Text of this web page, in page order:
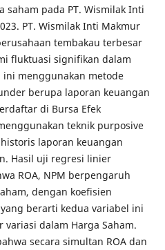
pada PT. Wismilak Inti
PT. Wismilak Inti Makmur
tembakau terbesar
fluktuasi signifikan dalam
ini menggunakan metode
berupa laporan keuangan
di Bursa Efek
teknik purposive
laporan keuangan
Hasil uji regresi linier
ROA, NPM berpengaruh
dengan koefisien
berarti kedua variabel ini
variasi dalam Harga Saham.
secara simultan ROA dan